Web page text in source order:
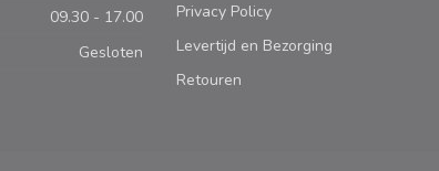
09.30 - 17.00
Gesloten
Privacy Policy
Levertijd en Bezorging
Retouren